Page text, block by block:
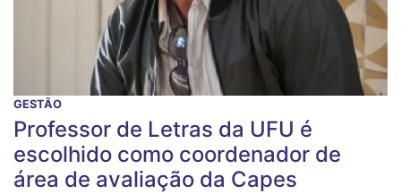
GESTÃO
Professor de Letras da UFU é
escolhido como coordenador de
área de avaliação da Capes